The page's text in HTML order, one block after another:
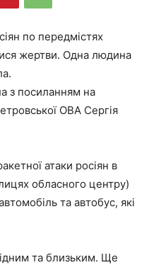
по передмістях
жертви. Одна людина
з посиланням на
ОВА Сергія
атаки росіян в
обласного центру)
та автобус, які
та близьким. Ще